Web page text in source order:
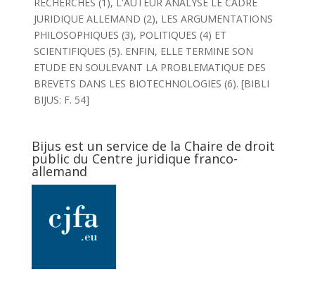
JURIDIQUE ALLEMAND (2), LES ARGUMENTATIONS
PHILOSOPHIQUES (3), POLITIQUES (4) ET
SCIENTIFIQUES (5). ENFIN, ELLE TERMINE SON
ETUDE EN SOULEVANT LA PROBLEMATIQUE DES
BREVETS DANS LES BIOTECHNOLOGIES (6). [BIBLI
BIJUS: F. 54]
Bijus est un service de la Chaire de droit
public du Centre juridique franco-
allemand